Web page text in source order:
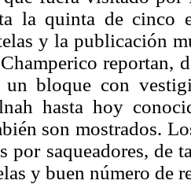
la quinta de cinco
y la publicación
reportan,
un bloque con
hasta hoy
son mostrados.
por saqueadores, de
y buen número de